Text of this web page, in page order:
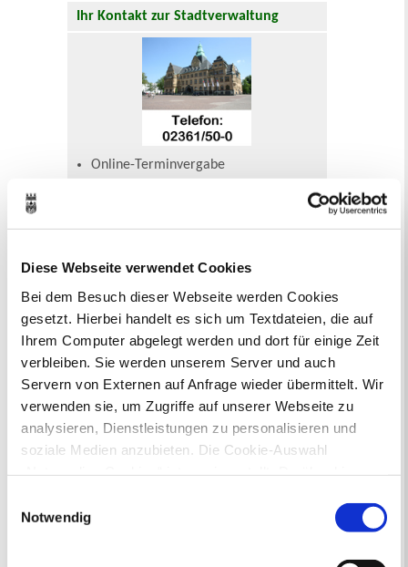
Diese Webseite verwendet Cookies
Bei dem Besuch dieser Webseite werden Cookies
gesetzt. Hierbei handelt es sich um Textdateien, die auf
Ihrem Computer abgelegt werden und dort für einige Zeit
verbleiben. Sie werden unserem Server und auch
Servern von Externen auf Anfrage wieder übermittelt. Wir
verwenden sie, um Zugriffe auf unserer Webseite zu
analysieren, Dienstleistungen zu personalisieren und
soziale Medien anzubieten. Die Cookie-Auswahl
Drittländern (USA) mit unzureichendem
Datenschutzniveau verarbeiten. Es besteht die Gefahr,
dass diese zu Kontroll- und Überwachungszwecken von
Notwendig
Ihr Kontakt zur Stadtverwaltung
Online-Terminvergabe
Urkundenservice
Kontaktformular
Öffnungszeiten
E-Rechnung FAQ
Bürgerservice von A-Z
Ausweisstatus
Defekte Straßenbeleuchtung melden
Veranstaltungskalender